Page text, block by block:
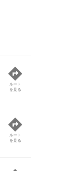
ルート
を見る
ルート
を見る